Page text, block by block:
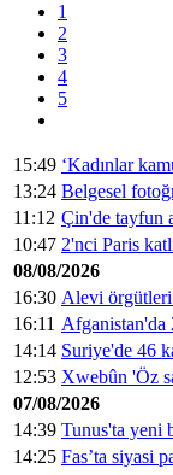
1
2
3
4
5
15:49 ‘Kadınlar
13:24 Belgesel
11:12 Çin'de tayfun
10:47 2'nci Paris
08/08/2026
16:30 Alevi
16:11 Afganistan'da
14:14 Suriye'de 46
12:53 Xwebûn 'Öz
07/08/2026
14:39 Tunus'ta yeni
14:25 Fas’ta siyasi